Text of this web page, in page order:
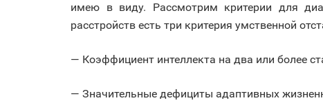
имею в виду. Рассмотрим критерии для
расстройств есть три критерия умственной
— Коэффициент интеллекта на два или более
— Значительные дефициты адаптивных